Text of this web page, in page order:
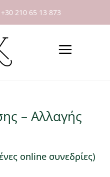
+30 210 65 13 873
– Αλλαγής
online συνεδρίες)